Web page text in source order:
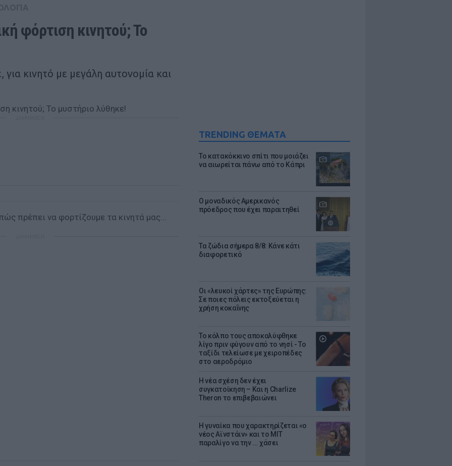
TRENDING ΘΕΜΑΤΑ
Το κατακόκκινο σπίτι που μοιάζει
να αιωρείται πάνω από το Κάπρι
Ο μοναδικός Αμερικανός
πρόεδρος που έχει παραιτηθεί
Τα ζώδια σήμερα 8/8: Κάνε κάτι
διαφορετικό
Οι «λευκοί χάρτες» της Ευρώπης:
Σε ποιες πόλεις εκτοξεύεται η
χρήση κοκαΐνης
Το κόλπο τους αποκαλύφθηκε
λίγο πριν φύγουν από το νησί - Το
ταξίδι τελείωσε με χειροπέδες
στο αεροδρόμιο
Η νέα σχέση δεν έχει
συγκατοίκηση – Και η Charlize
Theron το επιβεβαιώνει
Η γυναίκα που χαρακτηρίζεται «ο
νέος Αϊνστάιν» και το MIT
παραλίγο να την ... χάσει
φόρτιση κινητού; Το
κινητό με μεγάλη αυτονομία και
πρέπει να φορτίζουμε τα κινητά μας...